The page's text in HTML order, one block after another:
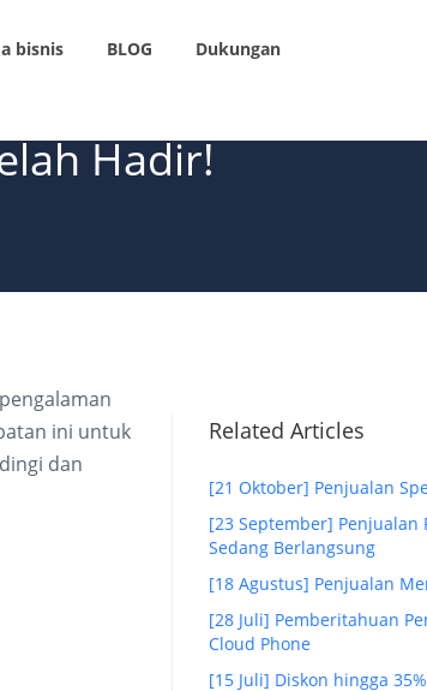
bisnis BLOG
Dukungan
Hadir!
ini untuk
dan
Related Articles
[21 Oktober] Penjualan
[23 September] Penjualan
Sedang Berlangsung
[18 Agustus] Penjualan
[28 Juli] Pemberitahuan
Cloud Phone
[15 Juli] Diskon hingga